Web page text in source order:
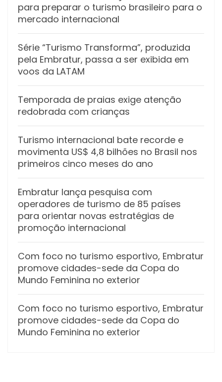
para preparar o turismo brasileiro para o
mercado internacional
Série “Turismo Transforma”, produzida
pela Embratur, passa a ser exibida em
voos da LATAM
Temporada de praias exige atenção
redobrada com crianças
Turismo internacional bate recorde e
movimenta US$ 4,8 bilhões no Brasil nos
primeiros cinco meses do ano
Embratur lança pesquisa com
operadores de turismo de 85 países
para orientar novas estratégias de
promoção internacional
Com foco no turismo esportivo, Embratur
promove cidades-sede da Copa do
Mundo Feminina no exterior
Com foco no turismo esportivo, Embratur
promove cidades-sede da Copa do
Mundo Feminina no exterior